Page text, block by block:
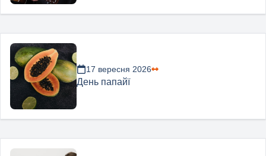
17 вересня 2026
День папайї